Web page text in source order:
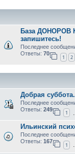
База ДОНОРОВ
запишитесь!
Последнее
Ответы: 70
1 2
Добрая
Последнее
Ответы: 249
1
Ильинский
Последнее
Ответы: 167
1